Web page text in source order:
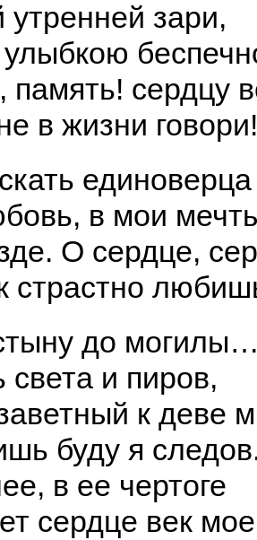
зари,
улыбкою
память! сердцу
в жизни
единоверца
в мои
О сердце,
страстно
до
света и пиров,
к деве
буду я
в ее чертоге
сердце век